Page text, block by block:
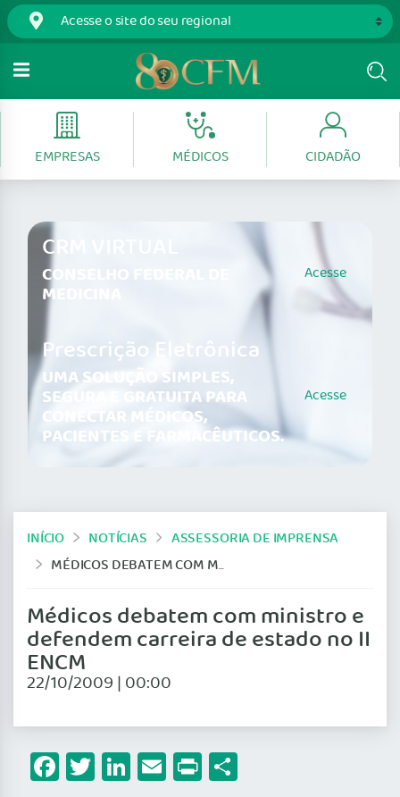
EMPRESAS MÉDICOS CIDADÃO
CRM VIRTUAL
CONSELHO FEDERAL DE
MEDICINA
Acesse
Prescrição Eletrônica
UMA SOLUÇÃO SIMPLES,
SEGURA E GRATUITA PARA
CONECTAR MÉDICOS,
PACIENTES E FARMACÊUTICOS.
Acesse
INÍCIO NOTÍCIAS
ASSESSORIA DE IMPRENSA
MÉDICOS DEBATEM COM MINISTRO E DEFENDEM CARREIRA DE ESTADO NO II ENCM
Médicos debatem com ministro e
defendem carreira de estado no II
ENCM
22/10/2009 | 00:00
Facebook
Twitter
LinkedIn
Email
Print